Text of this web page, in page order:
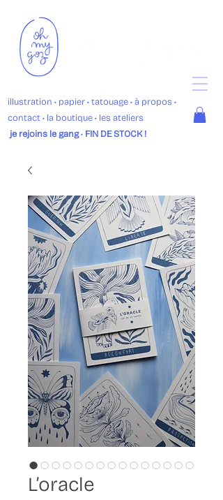
illustration • papier •tatouage•à propos •
contact• la boutique• les ateliers
je rejoins le gang• FIN DE STOCK !
L’oracle